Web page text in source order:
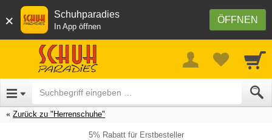
× ÖFFNEN
Schuhparadies
In App öffnen
Zurück zu "Herrenschuhe"
5% Rabatt für Erstbesteller